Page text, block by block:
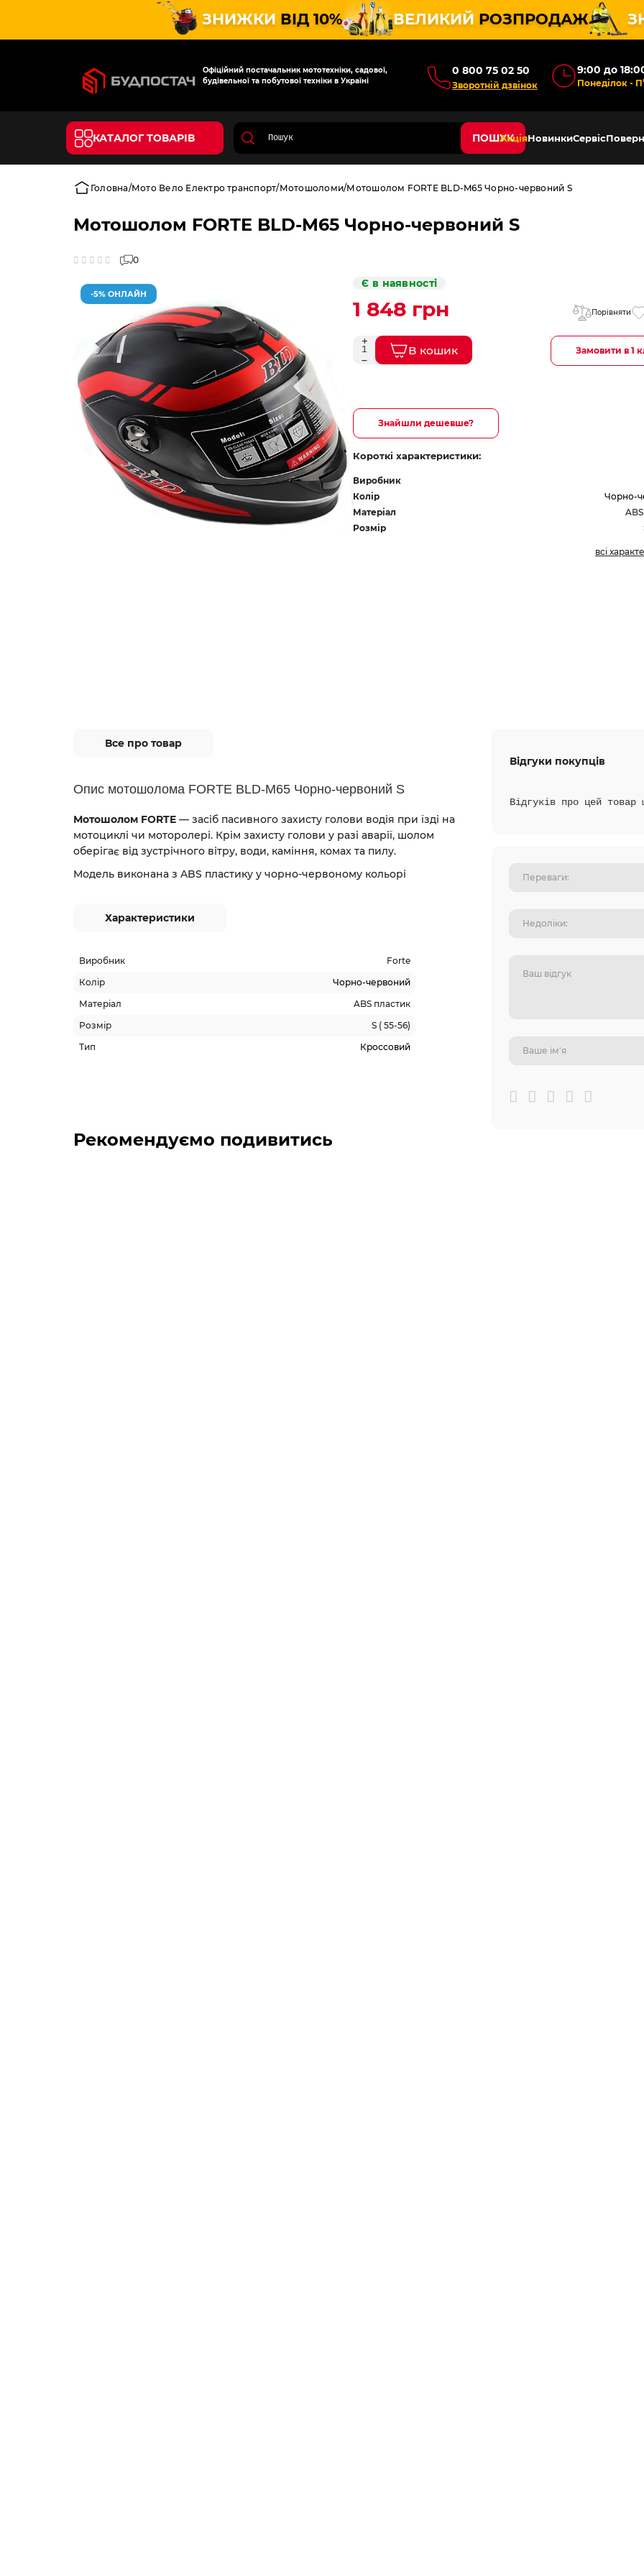
ЗНИЖКИ ВІД 10% ВЕЛИКИЙ РОЗПРОДАЖ
Офіційний постачальник мототехніки, садової,
будівельної та побутової техніки в Україні
0 800 75 02 50
Зворотній дзвінок
9:00 до
Понеділок -
КАТАЛОГ ТОВАРІВ ПОШУКАкціяНовинкиСервіс
Головна Мото Вело Електро транспорт Мотошоломи Мотошолом FORTE BLD-M65 Чорно-червоний S
Мотошолом FORTE BLD-M65 Чорно-червоний S
0
-5% ОНЛАЙН
Є в наявності
1 848 грн Порівняти
В кошик Замовити в 1
Знайшли дешевше?
Короткі характеристики:
Виробник
Колір
Чорно-
Матеріал
Розмір
всі
Все про товар
Опис мотошолома FORTE BLD-M65 Чорно-червоний S
Мотошолом FORTE — засіб пасивного захисту голови водія при їзді на
мотоциклі чи моторолері. Крім захисту голови у разі аварії, шолом
оберігає від зустрічного вітру, води, каміння, комах та пилу.
Модель виконана з ABS пластику у чорно-червоному кольорі
Характеристики
Виробник
Forte
Колір
Чорно-червоний
Матеріал
ABS пластик
Розмір
S ( 55-56)
Тип
Кроссовий
Відгуки покупців
Відгуків про цей товар
Рекомендуємо подивитись